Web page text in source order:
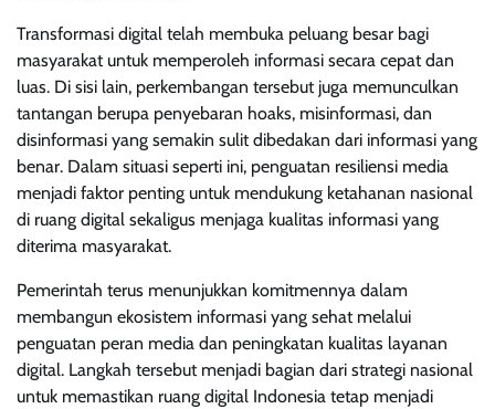
Transformasi digital telah membuka peluang besar bagi
masyarakat untuk memperoleh informasi secara cepat dan
luas. Di sisi lain, perkembangan tersebut juga memunculkan
tantangan berupa penyebaran hoaks, misinformasi, dan
disinformasi yang semakin sulit dibedakan dari informasi yang
benar. Dalam situasi seperti ini, penguatan resiliensi media
menjadi faktor penting untuk mendukung ketahanan nasional
di ruang digital sekaligus menjaga kualitas informasi yang
diterima masyarakat.
Pemerintah terus menunjukkan komitmennya dalam
membangun ekosistem informasi yang sehat melalui
penguatan peran media dan peningkatan kualitas layanan
digital. Langkah tersebut menjadi bagian dari strategi nasional
untuk memastikan ruang digital Indonesia tetap menjadi